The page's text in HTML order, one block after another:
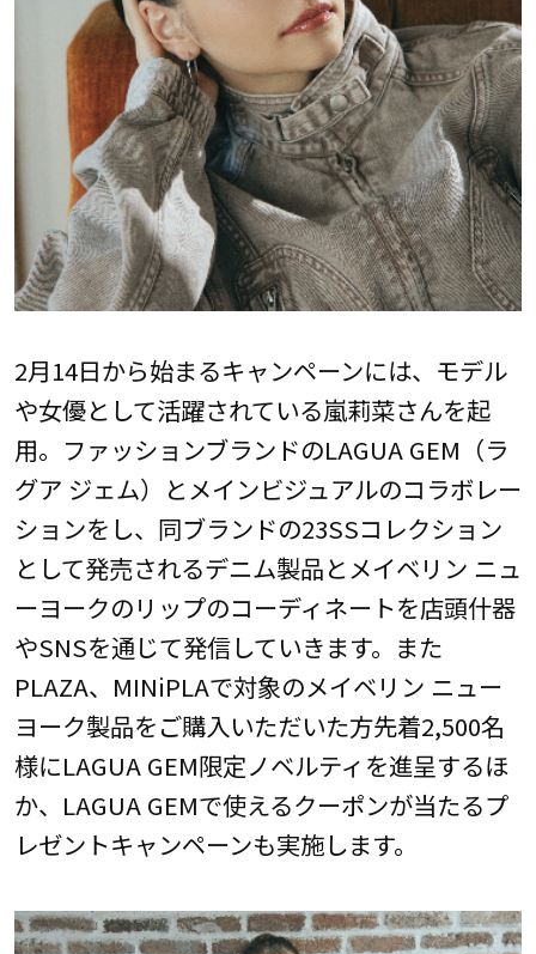
2月14日から始まるキャンペーンには、モデル
や女優として活躍されている嵐莉菜さんを起
用。ファッションブランドのLAGUA GEM（ラ
グア ジェム）とメインビジュアルのコラボレー
ションをし、同ブランドの23SSコレクション
として発売されるデニム製品とメイベリン ニュ
ーヨークのリップのコーディネートを店頭什器
やSNSを通じて発信していきます。また
PLAZA、MINiPLAで対象のメイベリン ニュー
ヨーク製品をご購入いただいた方先着2,500名
様にLAGUA GEM限定ノベルティを進呈するほ
か、LAGUA GEMで使えるクーポンが当たるプ
レゼントキャンペーンも実施します。